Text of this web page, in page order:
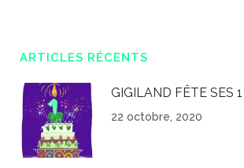
ARTICLES RÉCENTS
GIGILAND FÊTE SES
22 octobre, 2020